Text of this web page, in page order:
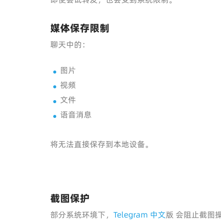
媒体保存限制
聊天中的：
图片
视频
文件
语音消息
将无法直接保存到本地设备。
截图保护
部分系统环境下， Telegram 中文版 会阻止截图